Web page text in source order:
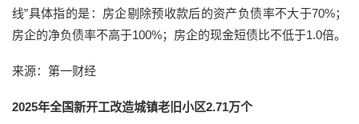
线”具体指的是：房企剔除预收款后的资产负债率不大于70%；
房企的净负债率不高于100%；房企的现金短债比不低于1.0倍。
来源：第一财经
2025年全国新开工改造城镇老旧小区2.71万个